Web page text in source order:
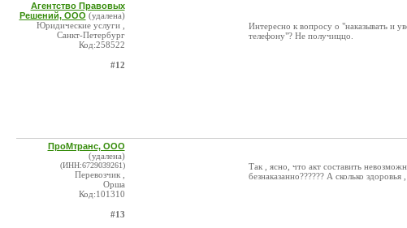
Агентство Правовых
Решений, ООО (удалена)
Юридические услуги ,
Санкт-Петербург
Код:258522
#12
Интересно к вопросу о "наказывать и
телефону"? Не получиццо.
ПроМтранс, ООО
(удалена)
(ИНН:6729039261)
Перевозчик ,
Орша
Код:101310
#13
Так , ясно, что акт составить
безнаказанно?????? А сколько